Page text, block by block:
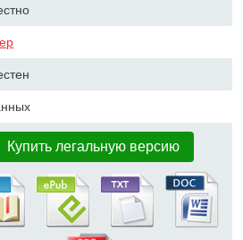
Купить легальную версию